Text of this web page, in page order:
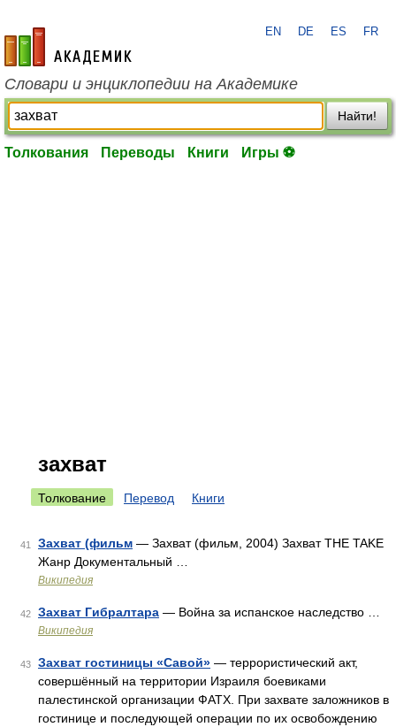
academic.ru
EN DE ES FR
Словари и энциклопедии на Академике
Найти!
Толкования Переводы Книги Игры ⚽
захват
Толкование Перевод Книги
41 Захват (фильм — Захват (фильм, 2004) Захват THE TAKE
Жанр Документальный …
Википедия
42 Захват Гибралтара — Война за испанское наследство …
Википедия
43 Захват гостиницы «Савой» — террористический акт,
совершённый на территории Израиля боевиками
палестинской организации ФАТХ. При захвате заложников в
гостинице и последующей операции по их освобождению